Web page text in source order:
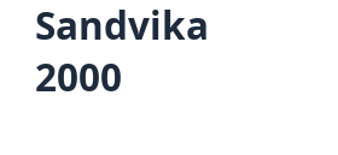
Sandvika
2000